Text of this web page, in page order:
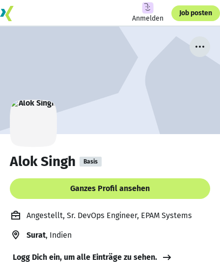
Anmelden
Job posten
Alok Singh Basis
Ganzes Profil ansehen
Angestellt, Sr. DevOps Engineer, EPAM Systems
Surat, Indien
Logg Dich ein, um alle Einträge zu sehen.